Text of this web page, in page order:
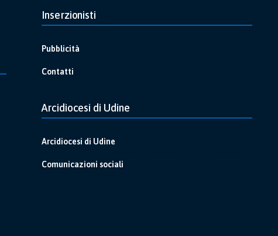
Inserzionisti
Pubblicità
Contatti
Arcidiocesi di Udine
Arcidiocesi di Udine
Comunicazioni sociali